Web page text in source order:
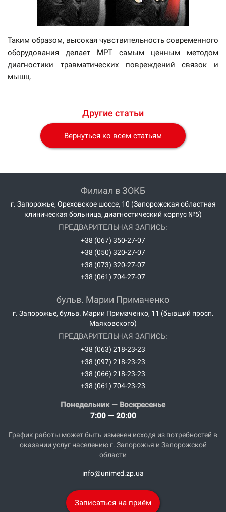
Таким образом, высокая чувствительность современного
оборудования делает МРТ самым ценным методом
диагностики травматических повреждений связок и
мышц.
Другие статьи
Вернуться ко всем статьям
Понедельник — Воскресенье
7:00 — 20:00
График работы может быть изменен исходя из потребностей в
оказании услуг населению г. Запорожья и Запорожской
области
info@unimed.zp.ua
Записаться на приём
Филиал в ЗОКБ
г. Запорожье, Ореховское шоссе, 10 (Запорожская областная
клиническая больница, диагностический корпус №5)
ПРЕДВАРИТЕЛЬНАЯ ЗАПИСЬ:
+38 (067) 350-27-07
+38 (050) 320-27-07
+38 (073) 320-27-07
+38 (061) 704-27-07
бульв. Марии Примаченко
г. Запорожье, бульв. Марии Примаченко, 11 (бывший просп.
Маяковского)
ПРЕДВАРИТЕЛЬНАЯ ЗАПИСЬ:
+38 (063) 218-23-23
+38 (097) 218-23-23
+38 (066) 218-23-23
+38 (061) 704-23-23